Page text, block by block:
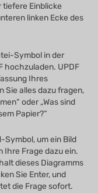
tiefere Einblicke
linken Ecke des
Symbol in der
hochzuladen. UPDF
Ihres
Sie alles dazu fragen,
oder „Was sind
Papier?“
Symbol, um ein Bild
Ihre Frage dazu ein.
dieses Diagramms
Sie Enter, und
die Frage sofort.